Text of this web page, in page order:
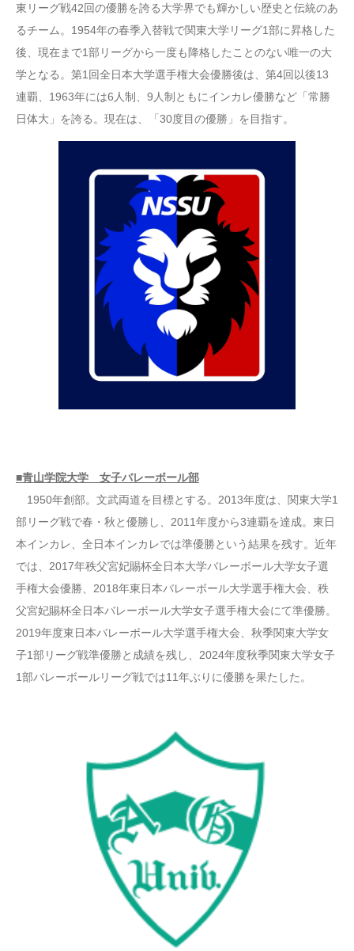
東リーグ戦42回の優勝を誇る大学界でも輝かしい歴史と伝統のあ
るチーム。1954年の春季入替戦で関東大学リーグ1部に昇格した
後、現在まで1部リーグから一度も降格したことのない唯一の大
学となる。第1回全日本大学選手権大会優勝後は、第4回以後13
連覇、1963年には6人制、9人制ともにインカレ優勝など「常勝
日体大」を誇る。現在は、「30度目の優勝」を目指す。
■青山学院大学 女子バレーボール部
1950年創部。文武両道を目標とする。2013年度は、関東大学1
部リーグ戦で春・秋と優勝し、2011年度から3連覇を達成。東日
本インカレ、全日本インカレでは準優勝という結果を残す。近年
では、2017年秩父宮妃賜杯全日本大学バレーボール大学女子選
手権大会優勝、2018年東日本バレーボール大学選手権大会、秩
父宮妃賜杯全日本バレーボール大学女子選手権大会にて準優勝。
2019年度東日本バレーボール大学選手権大会、秋季関東大学女
子1部リーグ戦準優勝と成績を残し、2024年度秋季関東大学女子
1部バレーボールリーグ戦では11年ぶりに優勝を果たした。